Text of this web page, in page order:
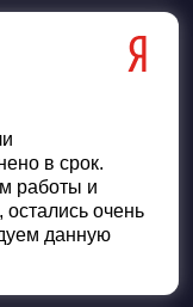
в срок.
работы и
очень
данную